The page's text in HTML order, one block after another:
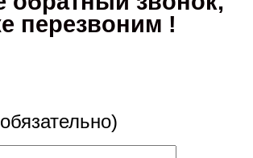
перезвоним !